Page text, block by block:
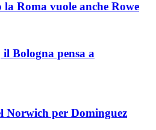
Roma vuole anche Rowe
Bologna pensa a
Norwich per Dominguez